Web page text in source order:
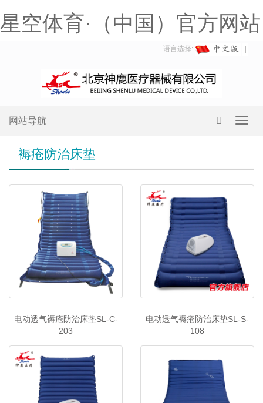
星空体育·（中国）官方网站
语言选择:
网站导航
褥疮防治床垫
电动透气褥疮防治床垫SL-C-
203
电动透气褥疮防治床垫SL-S-
108